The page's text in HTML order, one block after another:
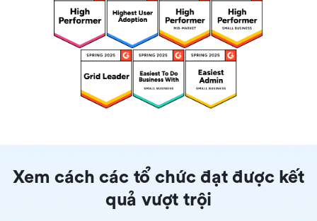
Xem cách các tổ chức đạt được kết
quả vượt trội